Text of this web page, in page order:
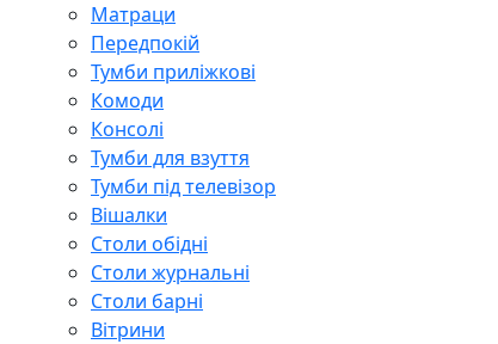
Матраци
Передпокій
Тумби приліжкові
Комоди
Консолі
Тумби для взуття
Тумби під телевізор
Вішалки
Столи обідні
Столи журнальні
Столи барні
Вітрини